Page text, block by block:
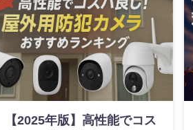
【2025年版】高性能でコス